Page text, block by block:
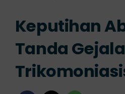
Layanan
Info Klinik
Keputihan
Tanda Gejala